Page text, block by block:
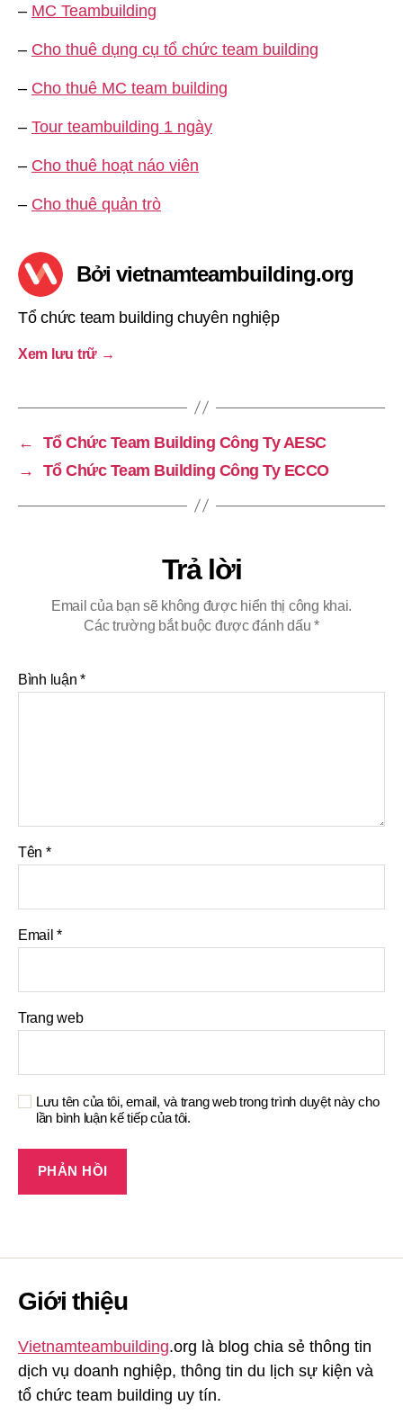
– MC Teambuilding
– Cho thuê dụng cụ tổ chức team building
– Cho thuê MC team building
– Tour teambuilding 1 ngày
– Cho thuê hoạt náo viên
– Cho thuê quản trò
Bởi vietnamteambuilding.org
Tổ chức team building chuyên nghiệp
Xem lưu trữ →
←
Tổ Chức Team Building Công Ty AESC
→
Tổ Chức Team Building Công Ty ECCO
Trả lời
Email của bạn sẽ không được hiển thị công khai.
Các trường bắt buộc được đánh dấu*
Bình luận*
Tên *
Email*
Trang web
Lưu tên của tôi, email, và trang web trong trình duyệt này cho
lần bình luận kế tiếp của tôi.
Giới thiệu
Vietnamteambuilding.org là blog chia sẻ thông tin
dịch vụ doanh nghiệp, thông tin du lịch sự kiện và
tổ chức team building uy tín.